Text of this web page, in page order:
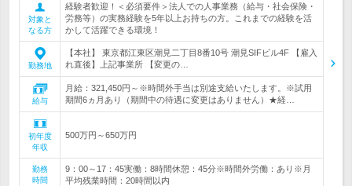
対象と
なる方
経験者歓迎！＜必須要件＞法人での人事業務（給与・社会保険・
労務等）の実務経験を5年以上お持ちの方。これまでの経験を活
かして活躍できる環境！
勤務地
【本社】 東京都江東区潮見二丁目8番10号 潮見SIFビル4F 【雇入
れ直後】上記事業所 【変更の…
給与
月給：321,450円～※時間外手当は別途支給いたします。※試用
期間6ヵ月あり（期間中の待遇に変更はありません）★経…
初年度
年収
500万円～650万円
勤務
時間
9：00～17：45実働：8時間休憩：45分※時間外労働：あり※月
平均残業時間：20時間以内